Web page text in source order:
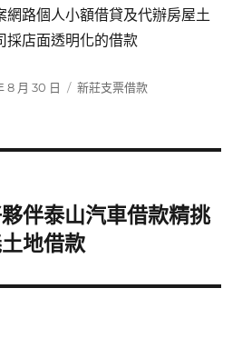
網路個人小額借貸及代辦房屋土
採店面透明化的借款
8 月 30 日
分
新莊支票借款
伴泰山汽車借款精挑
地借款